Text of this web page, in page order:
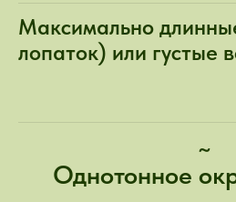
Максимально
лопаток) или густые
~
Однотонное